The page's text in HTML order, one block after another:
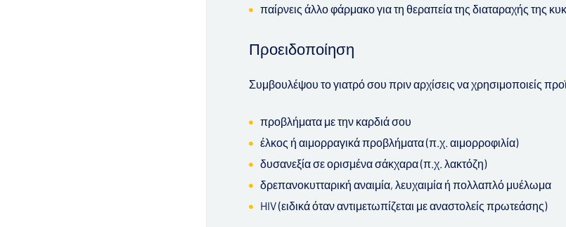
παίρνεις άλλο φάρμακο για τη θεραπεία της διαταραχής της
Προειδοποίηση
Συμβουλέψου το γιατρό σου πριν αρχίσεις να χρησιμοποιείς
προβλήματα με την καρδιά σου
έλκος ή αιμορραγικά προβλήματα (π.χ. αιμορροφιλία)
δυσανεξία σε ορισμένα σάκχαρα (π.χ. λακτόζη)
δρεπανοκυτταρική αναιμία, λευχαιμία ή πολλαπλό μυέλωμα
HIV (ειδικά όταν αντιμετωπίζεται με αναστολείς πρωτεάσης)